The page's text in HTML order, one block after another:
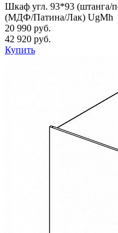
Шкаф угл. 93*93 (штанга/
(МДФ/Патина/Лак) UgMh
20 990 руб.
42 920 руб.
Купить